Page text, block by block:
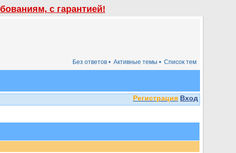
с гарантией!
Список тем
Активные темы •
Без ответов •
Регистрация Вход